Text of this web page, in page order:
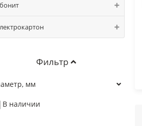
Фильтр
мм
В наличии